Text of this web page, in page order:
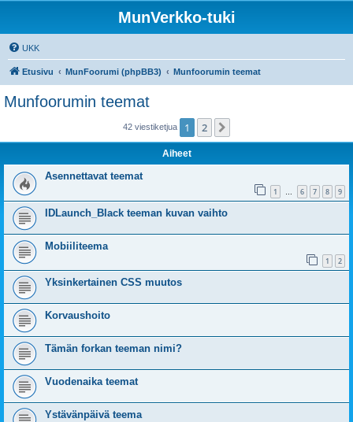
MunVerkko-tuki
UKK
Etusivu MunFoorumi (phpBB3) Munfoorumin teemat
Munfoorumin teemat
42 viestiketjua 1 2
Aiheet
Asennettavat teemat
1 … 6 7 8 9
IDLaunch_Black teeman kuvan vaihto
Mobiiliteema
1 2
Yksinkertainen CSS muutos
Korvaushoito
Tämän forkan teeman nimi?
Vuodenaika teemat
Ystävänpäivä teema